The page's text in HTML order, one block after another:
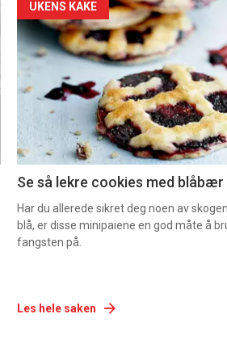
Forsiden
akkurat
nå
2
UKENS KAKE
Se så lekre cookies med blåbær
Har du allerede sikret deg noen av
blå, er disse minipaiene en god måte å
fangsten på.
Les hele saken